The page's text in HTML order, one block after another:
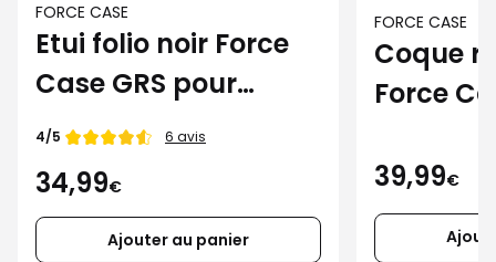
FORCE CASE
Etui folio noir Force
Case GRS pour
Samsung Galaxy
S25 Ultra
Note de
4/5 6 avis
34,99€
Ajouter au panier
FORCE CASE
Coque
Force
S25 Ultra
39,99€